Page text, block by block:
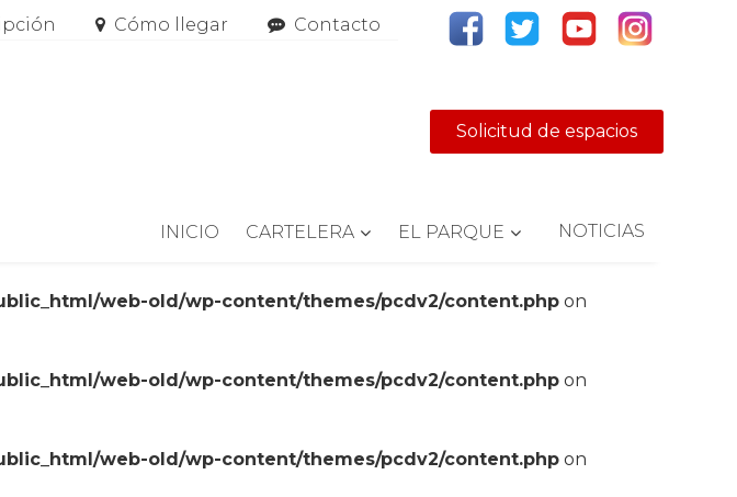
Cómo llegar Contacto
Solicitud de espacios
INICIO CARTELERA EL PARQUE NOTICIAS
web-old/wp-content/themes/pcdv2/content.php on
web-old/wp-content/themes/pcdv2/content.php on
web-old/wp-content/themes/pcdv2/content.php on